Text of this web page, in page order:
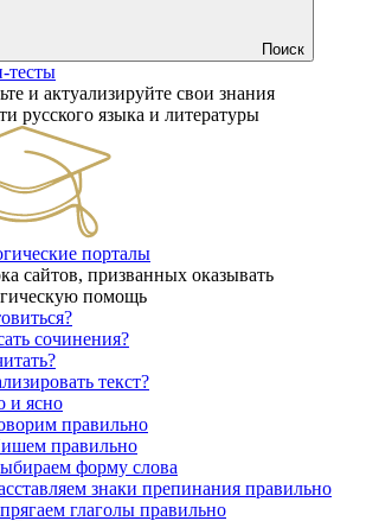
Поиск
тесты
и актуализируйте свои знания
русского языка и литературы
порталы
сайтов, призванных оказывать
помощь
сочинения?
текст?
и ясно
правильно
правильно
форму слова
знаки препинания правильно
глаголы правильно